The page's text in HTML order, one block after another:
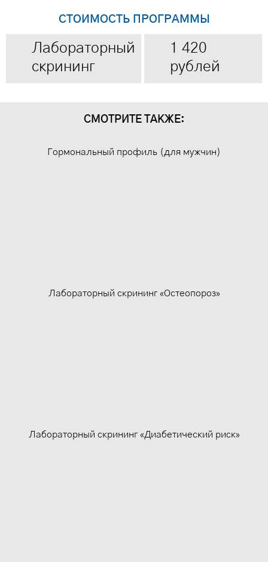
СТОИМОСТЬ ПРОГРАММЫ
Лабораторный
скрининг
1 420
рублей
СМОТРИТЕ ТАКЖЕ:
Гормональный профиль (для мужчин)
Лабораторный скрининг «Остеопороз»
Лабораторный скрининг «Диабетический риск»